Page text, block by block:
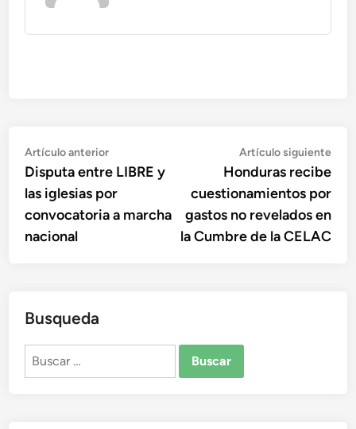
Navegación
de
entradas
Artículo anteriorArtículo
anterior:
Disputa entre LIBRE y
las iglesias por
convocatoria a marcha
nacional
Artículo siguiente
Honduras recibe
cuestionamientos por
gastos no revelados en
la Cumbre de la CELAC
Busqueda
Buscar: